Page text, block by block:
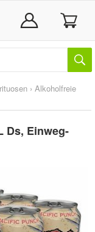
› Alkoholfreie
Ds, Einweg-